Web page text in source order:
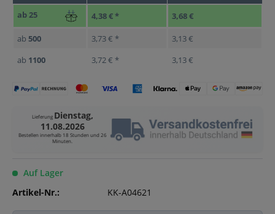
ab 25 4,38 € * 3,68 €
ab 500 3,73 € *
3,13 €
ab 1100 3,72 € * 3,13 €
Lieferung Dienstag,
11.08.2026
Bestellen innerhalb 18 Stunden und 26
Minuten.
Auf Lager
Artikel-Nr.:
KK-A04621